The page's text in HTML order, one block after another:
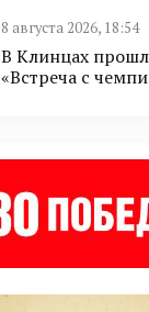
8 августа 2026, 18:54
В Клинцах
«Встреча с